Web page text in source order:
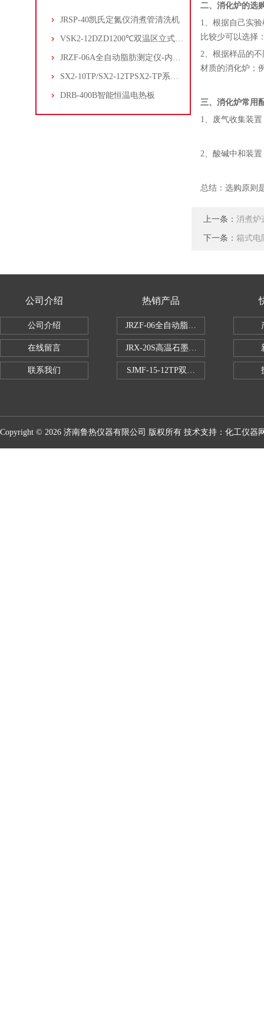
JRSP-40凯氏定氮仪消煮管清洗机
VSK2-12DZD1200℃双温区立式管式炉
JRZF-06A全自动脂肪测定仪-内置电子制冷系统
SX2-10TP/SX2-12TPSX2-TP系列经济型陶瓷纤维马弗炉
DRB-400B智能恒温电热板
二、消化炉的选
1、根据自己实
比较少可以选择
2、根据样品的
材质的消化炉；
三、消化炉常用
1、废气收集装
2、酸碱中和装
总结：选购原则
上一条： 消煮炉
下一条： 箱式电
公司介绍
公司介绍
在线留言
联系我们
热销产品
JRZF-06全自动脂肪测定仪
JRX-20S高温石墨消煮炉
SJMF-15-12TP双托盘自动升降炉
Copyright © 2026 济南鲁热仪器有限公司 版权所有 技术支持： 化工仪器